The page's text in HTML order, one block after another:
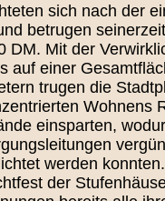
sich nach der
betrugen
DM. Mit der
auf einer
trugen die
Wohnens
einsparten,
werden
der